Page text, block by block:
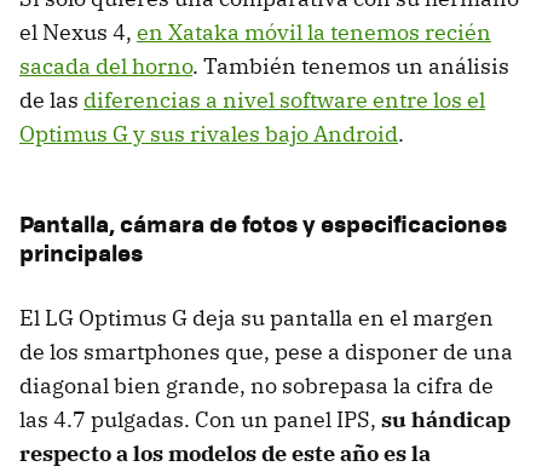
el Nexus 4, en Xataka móvil la tenemos recién
sacada del horno. También tenemos un análisis
de las diferencias a nivel software entre los el
Optimus G y sus rivales bajo Android.
Pantalla, cámara de fotos y especificaciones
principales
El LG Optimus G deja su pantalla en el margen
de los smartphones que, pese a disponer de una
diagonal bien grande, no sobrepasa la cifra de
las 4.7 pulgadas. Con un panel IPS, su hándicap
respecto a los modelos de este año es la